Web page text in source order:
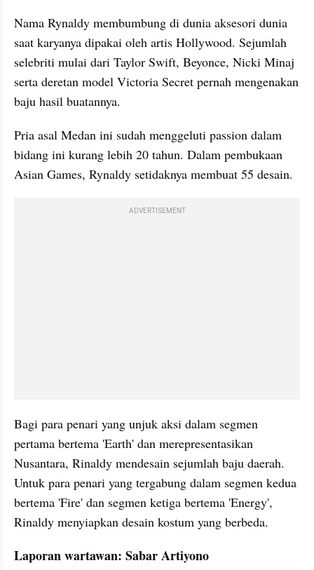
Nama Rynaldy membumbung di dunia aksesori dunia
saat karyanya dipakai oleh artis Hollywood. Sejumlah
selebriti mulai dari Taylor Swift, Beyonce, Nicki Minaj
serta deretan model Victoria Secret pernah mengenakan
baju hasil buatannya.
Pria asal Medan ini sudah menggeluti passion dalam
bidang ini kurang lebih 20 tahun. Dalam pembukaan
Asian Games, Rynaldy setidaknya membuat 55 desain.
ADVERTISEMENT
Bagi para penari yang unjuk aksi dalam segmen
pertama bertema 'Earth' dan merepresentasikan
Nusantara, Rinaldy mendesain sejumlah baju daerah.
Untuk para penari yang tergabung dalam segmen kedua
bertema 'Fire' dan segmen ketiga bertema 'Energy',
Rinaldy menyiapkan desain kostum yang berbeda.
Laporan wartawan: Sabar Artiyono